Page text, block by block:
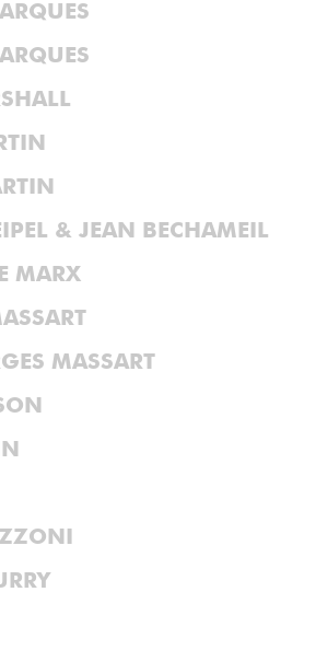
& JEAN BECHAMEIL
MARX
MASSART